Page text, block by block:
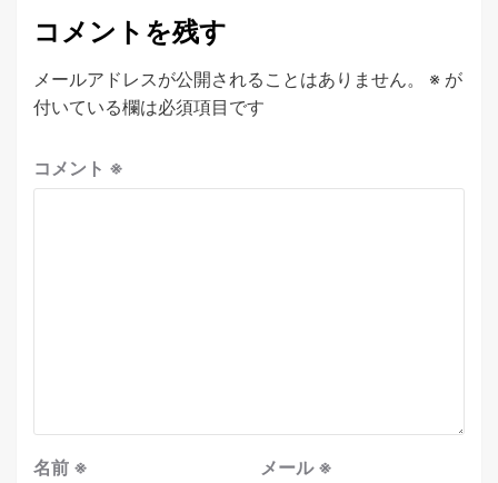
コメントを残す
メールアドレスが公開されることはありません。 ※ が
付いている欄は必須項目です
コメント ※
名前 ※ メール※